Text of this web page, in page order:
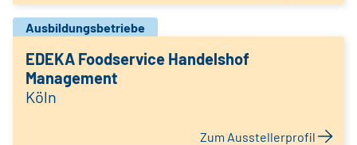
Ausbildungsbetriebe
EDEKA Foodservice Handelshof
Management
Köln
Zum Ausstellerprofil